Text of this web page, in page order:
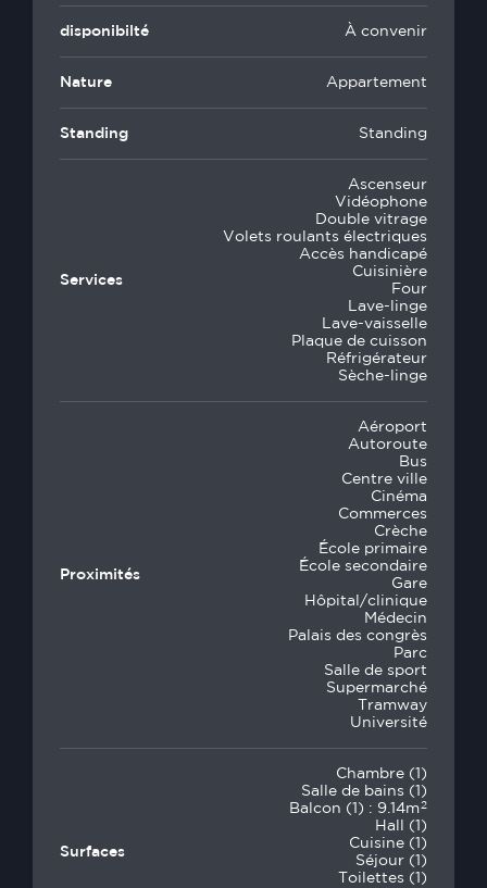
disponibilté À convenir
Nature Appartement
Standing Standing
Services
Ascenseur
Vidéophone
Double vitrage
Volets roulants électriques
Accès handicapé
Cuisinière
Four
Lave-linge
Lave-vaisselle
Plaque de cuisson
Réfrigérateur
Sèche-linge
Proximités
Aéroport
Autoroute
Bus
Centre ville
Cinéma
Commerces
Crèche
École primaire
École secondaire
Gare
Hôpital/clinique
Médecin
Palais des congrès
Parc
Salle de sport
Supermarché
Tramway
Université
Surfaces
Chambre (1)
Salle de bains (1)
Balcon (1) : 9.14m2
Hall (1)
Cuisine (1)
Séjour (1)
Toilettes (1)